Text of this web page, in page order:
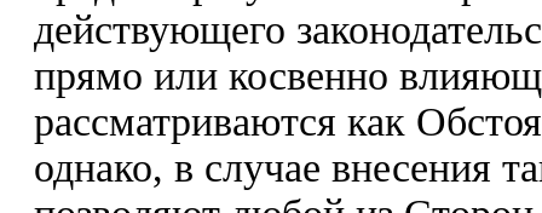
действующего
прямо или косвенно
рассматриваются как
однако, в случае внесения